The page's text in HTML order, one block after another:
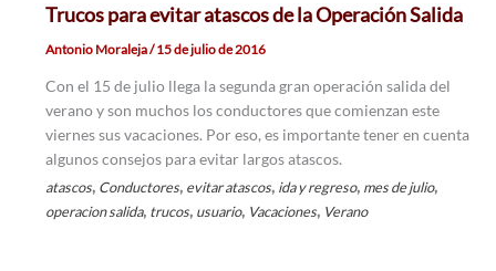
Trucos para evitar atascos de la Operación Salida
Antonio Moraleja/15 de julio de 2016
Con el 15 de julio llega la segunda gran operación salida del
verano y son muchos los conductores que comienzan este
viernes sus vacaciones. Por eso, es importante tener en cuenta
algunos consejos para evitar largos atascos.
atascos, Conductores, evitar atascos, ida y regreso, mes de julio,
operacion salida, trucos, usuario, Vacaciones, Verano